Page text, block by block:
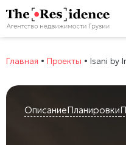
Главная • Проекты • Isani by
ОписаниеПланировки